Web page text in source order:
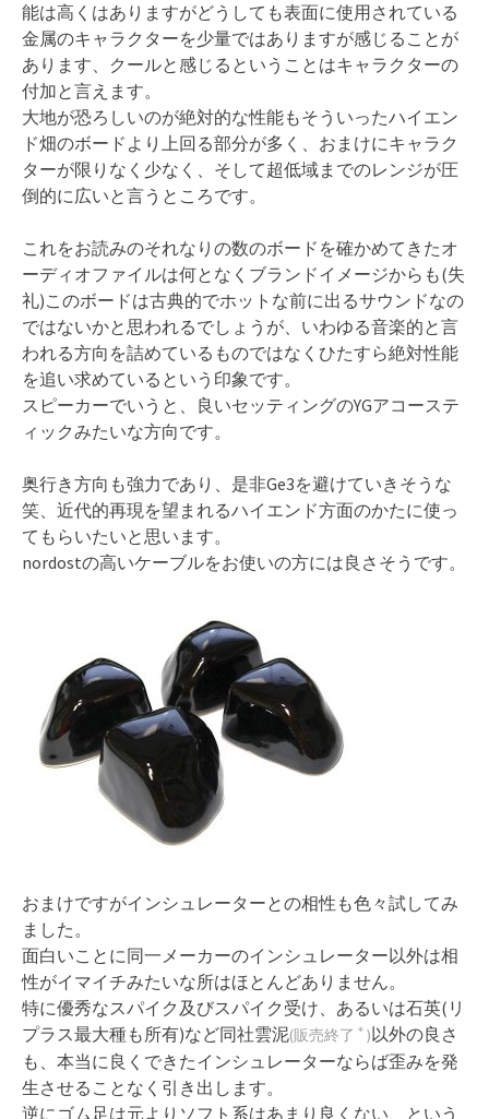
能は高くはありますがどうしても表面に使用されている
金属のキャラクターを少量ではありますが感じることが
あります、クールと感じるということはキャラクターの
付加と言えます。
大地が恐ろしいのが絶対的な性能もそういったハイエン
ド畑のボードより上回る部分が多く、おまけにキャラク
ターが限りなく少なく、そして超低域までのレンジが圧
倒的に広いと言うところです。
これをお読みのそれなりの数のボードを確かめてきたオ
ーディオファイルは何となくブランドイメージからも(失
礼)このボードは古典的でホットな前に出るサウンドなの
ではないかと思われるでしょうが、いわゆる音楽的と言
われる方向を詰めているものではなくひたすら絶対性能
を追い求めているという印象です。
スピーカーでいうと、良いセッティングのYGアコーステ
ィックみたいな方向です。
奥行き方向も強力であり、是非Ge3を避けていきそうな
笑、近代的再現を望まれるハイエンド方面のかたに使っ
てもらいたいと思います。
nordostの高いケーブルをお使いの方には良さそうです。
おまけですがインシュレーターとの相性も色々試してみ
ました。
面白いことに同一メーカーのインシュレーター以外は相
性がイマイチみたいな所はほとんどありません。
特に優秀なスパイク及びスパイク受け、あるいは石英(リ
プラス最大種も所有)など同社雲泥(販売終了 ＊ )以外の良さ
も、本当に良くできたインシュレーターならば歪みを発
生させることなく引き出します。
逆にゴム足は元よりソフト系はあまり良くない、という